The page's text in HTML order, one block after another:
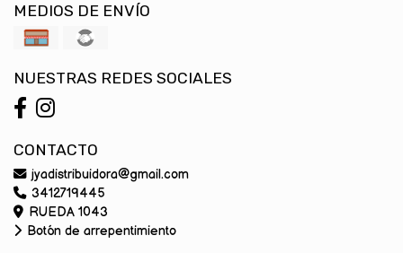
MEDIOS DE ENVÍO
NUESTRAS REDES SOCIALES
CONTACTO
jyadistribuidora@gmail.com
3412719445
RUEDA 1043
Botón de arrepentimiento